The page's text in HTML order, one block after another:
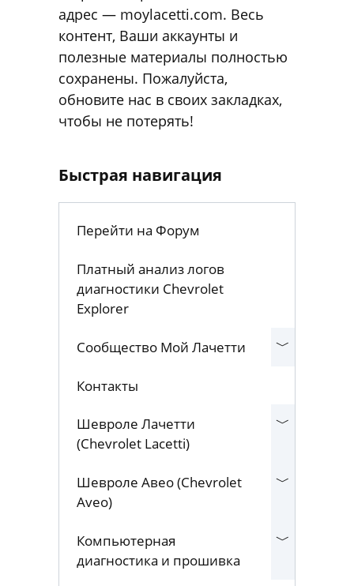
адрес — moylacetti.com. Весь
контент, Ваши аккаунты и
полезные материалы полностью
сохранены. Пожалуйста,
обновите нас в своих закладках,
чтобы не потерять!
Быстрая навигация
Перейти на Форум
Платный анализ логов
диагностики Chevrolet
Explorer
Сообщество Мой Лачетти
Контакты
Шевроле Лачетти
(Chevrolet Lacetti)
Шевроле Авео (Chevrolet
Aveo)
Компьютерная
диагностика и прошивка